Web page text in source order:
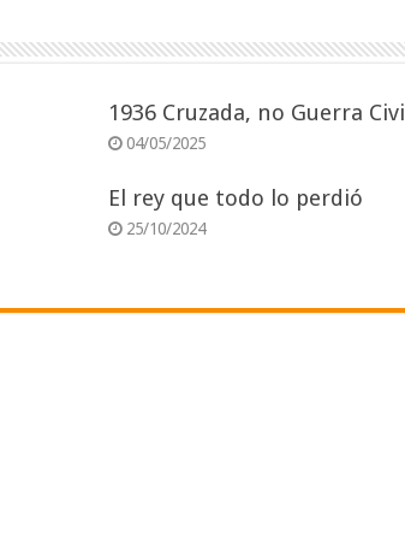
1936 Cruzada, no Guerra Civil
04/05/2025
El rey que todo lo perdió
25/10/2024